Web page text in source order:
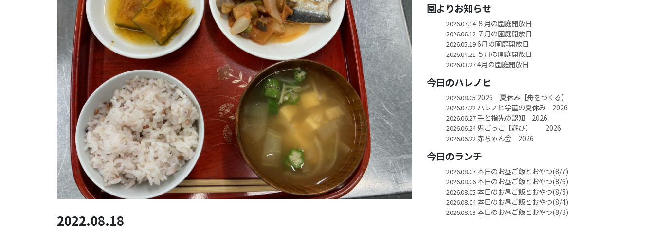
2022.08.18
園よりお知らせ
2026.07.14８月の園庭開放日
2026.06.12 ７月の園庭開放日
2026.05.196月の園庭開放日
2026.04.21 ５月の園庭開放日
2026.03.274月の園庭開放日
今日のハレノヒ
2026.08.05 2026 夏休み【舟をつくる】
2026.07.22 ハレノヒ学童の夏休み 2026
2026.06.27手と指先の認知 2026
2026.06.24鬼ごっこ【遊び】 2026
2026.06.22 赤ちゃん会 2026
今日のランチ
2026.08.07本日のお昼ご飯とおやつ(8/7)
2026.08.06本日のお昼ご飯とおやつ(8/6)
2026.08.05 本日のお昼ご飯とおやつ(8/5)
2026.08.04本日のお昼ご飯とおやつ(8/4)
2026.08.03 本日のお昼ご飯とおやつ(8/3)